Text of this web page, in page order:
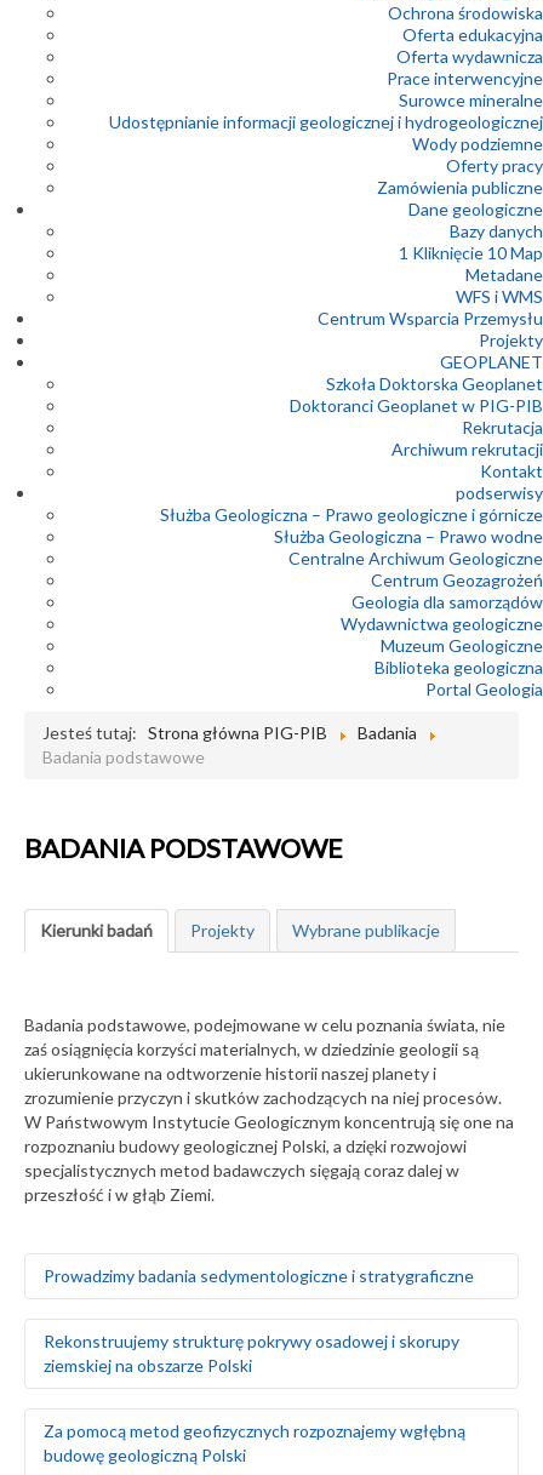
Ochrona środowiska
Oferta edukacyjna
Oferta wydawnicza
Prace interwencyjne
Surowce mineralne
Udostępnianie informacji geologicznej i hydrogeologicznej
Wody podziemne
Oferty pracy
Zamówienia publiczne
Dane geologiczne
Bazy danych
1 Kliknięcie 10 Map
Metadane
WFS i WMS
Centrum Wsparcia Przemysłu
Projekty
GEOPLANET
Szkoła Doktorska Geoplanet
Doktoranci Geoplanet w PIG-PIB
Rekrutacja
Archiwum rekrutacji
Kontakt
podserwisy
Służba Geologiczna – Prawo geologiczne i górnicze
Służba Geologiczna – Prawo wodne
Centralne Archiwum Geologiczne
Centrum Geozagrożeń
Geologia dla samorządów
Wydawnictwa geologiczne
Muzeum Geologiczne
Biblioteka geologiczna
Portal Geologia
Jesteś tutaj: Strona główna PIG-PIB
Badania
Badania podstawowe
BADANIA PODSTAWOWE
Kierunki badań Projekty Wybrane publikacje
Badania podstawowe, podejmowane w celu poznania świata, nie
zaś osiągnięcia korzyści materialnych, w dziedzinie geologii są
ukierunkowane na odtworzenie historii naszej planety i
zrozumienie przyczyn i skutków zachodzących na niej procesów.
W Państwowym Instytucie Geologicznym koncentrują się one na
rozpoznaniu budowy geologicznej Polski, a dzięki rozwojowi
specjalistycznych metod badawczych sięgają coraz dalej w
przeszłość i w głąb Ziemi.
Prowadzimy badania sedymentologiczne i stratygraficzne
występujących na obszarze Polski i Europy, zarówno na
powierzchni ziemi, jak i głęboko pod nią
Za pomocą badań makrofaunistycznych,
makroflorystycznych, mikro- i makroplaeontologicznych
oraz palinologicznych określamy wiek skał
Tworzymy podziały litostratygraficzne stratygrafii
Rekonstruujemy strukturę pokrywy osadowej i skorupy
ziemskiej na obszarze Polski
podstawie analizy strukturalnej w odsłonięciach
powierzchniowych i otworach wiertniczych
Za pomocą metod geofizycznych rozpoznajemy wgłębną
budowę geologiczną Polski